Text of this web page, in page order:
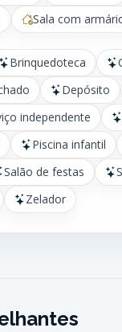
Sala com
Brinquedoteca
Depósito
independente
Piscina infantil
Salão de festas
Zelador